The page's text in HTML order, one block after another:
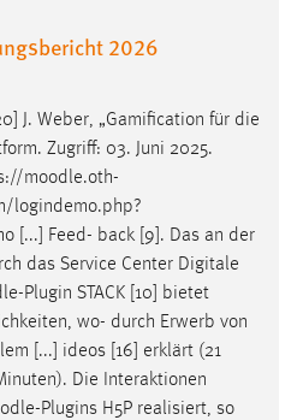
2026
J. Weber, „Gamification für die
Zugriff: 03. Juni 2025.
moodle.oth-
logindemo.php?
[...] Feed- back [9]. Das an der
das Service Center Digitale
-Plugin STACK [10] bietet
wo- durch Erwerb von
[...] ideos [16] erklärt (21
Die Interaktionen
-Plugins H5P realisiert, so